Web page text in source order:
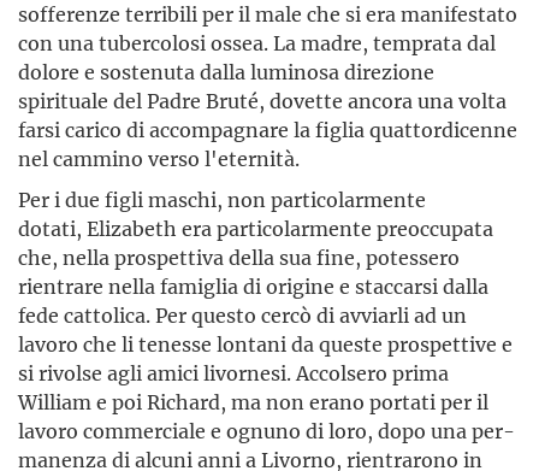
sof­ferenze terribili per il male che si era manifestato
con una tubercolosi ossea. La madre, temprata dal
dolore e sostenuta dalla luminosa direzione
spirituale del Padre Bruté, dovette ancora una volta
farsi carico di accompagnare la figlia quattordicenne
nel cammino verso l'eternità.
Per i due figli maschi, non particolarmente
dotati, Elizabeth era particolarmente preoccupata
che, nella pro­spettiva della sua fine, potessero
rientrare nella famiglia di origine e staccarsi dalla
fede cattolica. Per questo cercò di avviarli ad un
lavoro che li tenesse lontani da queste prospettive e
si rivolse agli amici livornesi. Accolsero prima
William e poi Richard, ma non erano portati per il
lavoro commerciale e ognuno di loro, dopo una per­
manenza di alcuni anni a Livorno, rientrarono in